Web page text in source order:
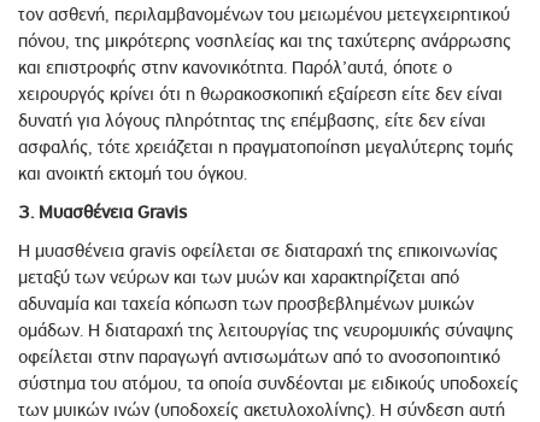
τον ασθενή, περιλαμβανομένων του μειωμένου μετεγχειρητικού
πόνου, της μικρότερης νοσηλείας και της ταχύτερης ανάρρωσης
και επιστροφής στην κανονικότητα. Παρόλ’αυτά, όποτε ο
χειρουργός κρίνει ότι η θωρακοσκοπική εξαίρεση είτε δεν είναι
δυνατή για λόγους πληρότητας της επέμβασης, είτε δεν είναι
ασφαλής, τότε χρειάζεται η πραγματοποίηση μεγαλύτερης τομής
και ανοικτή εκτομή του όγκου.
3. Μυασθένεια Gravis
Η μυασθένεια gravis οφείλεται σε διαταραχή της επικοινωνίας
μεταξύ των νεύρων και των μυών και χαρακτηρίζεται από
αδυναμία και ταχεία κόπωση των προσβεβλημένων μυικών
ομάδων. Η διαταραχή της λειτουργίας της νευρομυικής σύναψης
οφείλεται στην παραγωγή αντισωμάτων από το ανοσοποιητικό
σύστημα του ατόμου, τα οποία συνδέονται με ειδικούς υποδοχείς
των μυικών ινών (υποδοχείς ακετυλοχολίνης). Η σύνδεση αυτή